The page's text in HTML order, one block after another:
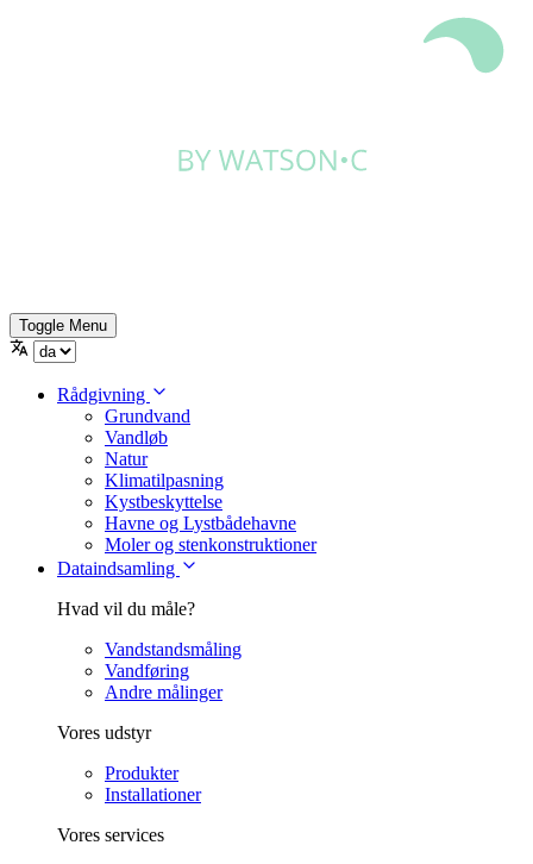
Toggle Menu
Rådgivning
Grundvand
Vandløb
Natur
Klimatilpasning
Kystbeskyttelse
Havne og Lystbådehavne
Moler og stenkonstruktioner
Dataindsamling
Hvad vil du måle?
Vandstandsmåling
Vandføring
Andre målinger
Vores udstyr
Produkter
Installationer
Vores services